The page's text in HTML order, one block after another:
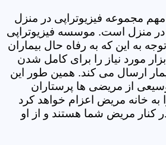
مجموعه فیزیوتراپی در منزل
منزل است. موسسه فیزیوتراپی
به این که به رفاه حال بیماران
مورد نیاز را برای کامل شدن
ارسال می کند. همین طور این
از مریضی ها پرستاران
به خانه مریض اعزام خواهد کرد
کنار مریض شما هستند و از او